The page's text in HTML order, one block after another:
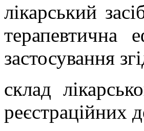
лікарський
терапевтична
застосування
склад
реєстраційних